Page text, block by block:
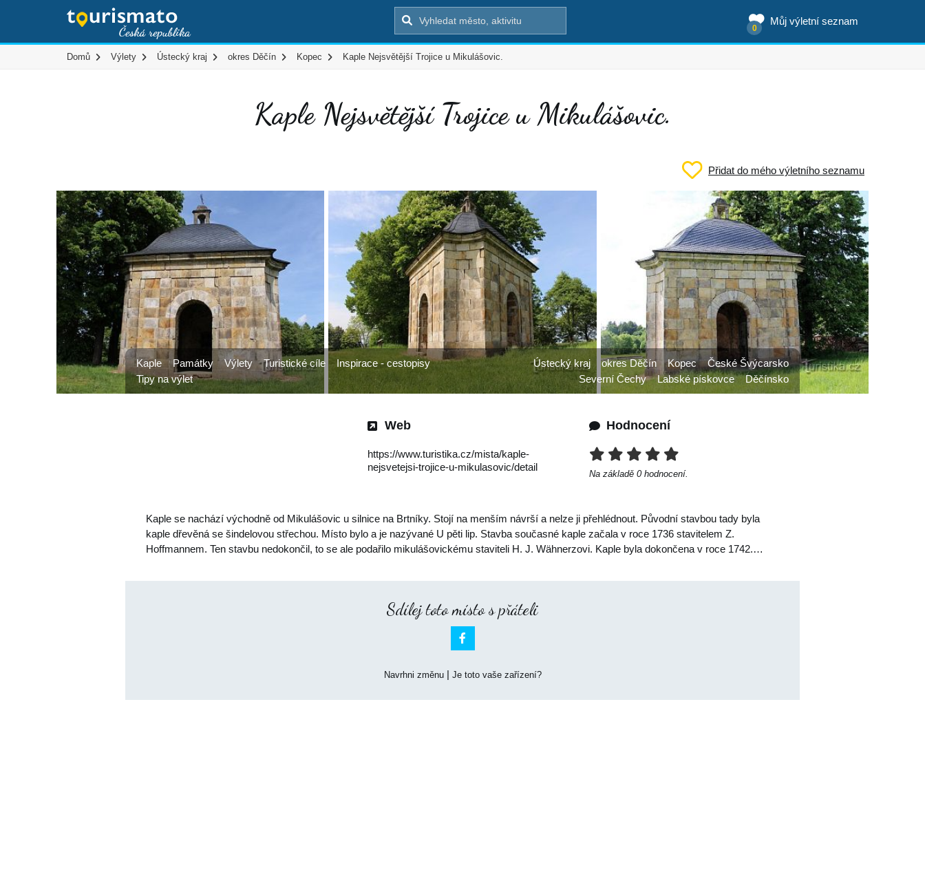
Můj výletní seznam
0
Domů Výlety Ústecký kraj okres Děčín Kopec Kaple Nejsvětější Trojice u Mikulášovic.
Kaple Nejsvětější Trojice u Mikulášovic.
Přidat do mého výletního seznamu
Web
https://www.turistika.cz/mista/kaple-
nejsvetejsi-trojice-u-mikulasovic/detail
Hodnocení
Na základě 0 hodnocení.
Kaple se nachází východně od Mikulášovic u silnice na Brtníky. Stojí na menším návrší a nelze ji přehlédnout. Původní stavbou tady byla
kaple dřevěná se šindelovou střechou. Místo bylo a je nazývané U pěti lip. Stavba současné kaple začala v roce 1736 stavitelem Z.
Hoffmannem. Ten stavbu nedokončil, to se ale podařilo mikulášovickému staviteli H. J. Wähnerzovi. Kaple byla dokončena v roce 1742.…
Kaple Památky Výlety Turistické cíle
Inspirace - cestopisy
Tipy na výlet
Ústecký kraj okres Děčín Kopec
České Švýcarsko
Severní Čechy
Labské pískovce Děčínsko
Sdílej toto místo s přáteli

Navrhni změnu| Je toto vaše zařízení?